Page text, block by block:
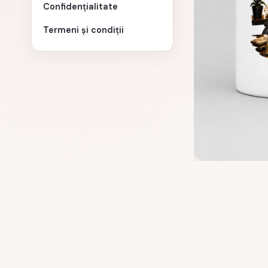
Confidențialitate
Termeni și condiții